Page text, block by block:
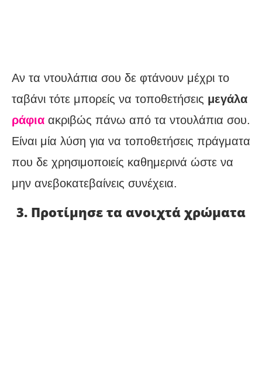
Αν τα ντουλάπια σου δε φτάνουν μέχρι το
ταβάνι τότε μπορείς να τοποθετήσεις μεγάλα
ράφια ακριβώς πάνω από τα ντουλάπια σου.
Είναι μία λύση για να τοποθετήσεις πράγματα
που δε χρησιμοποιείς καθημερινά ώστε να
μην ανεβοκατεβαίνεις συνέχεια.
3. Προτίμησε τα ανοιχτά χρώματα